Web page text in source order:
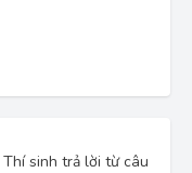
Thí sinh trả lời từ câu